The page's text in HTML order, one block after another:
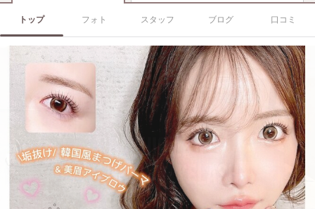
トップ フォト スタッフ ブログ 口コミ